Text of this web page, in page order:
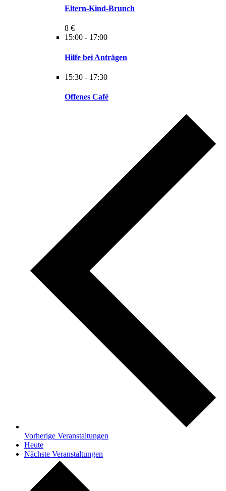
Eltern-Kind-Brunch
8 €
15:00 - 17:00
Hilfe bei Anträgen
15:30 - 17:30
Offenes Café
Vorherige Veranstaltungen
Heute
Nächste Veranstaltungen